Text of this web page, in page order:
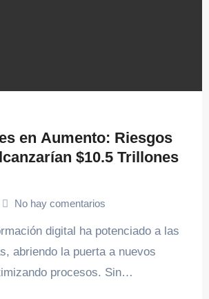
en Aumento: Riesgos
$10.5 Trillones
No hay comentarios
digital ha potenciado a las
abriendo la puerta a nuevos
procesos. Sin…